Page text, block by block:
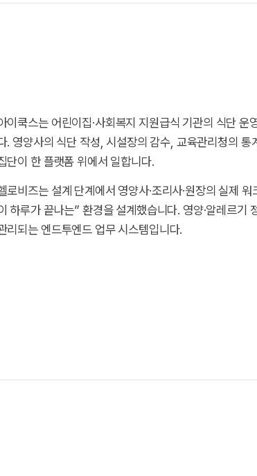
이쿡스는 어린이집·사회복지 지원급식 기관의 식단
. 영양사의 식단 작성, 시설장의 감수, 교육관리청의
단이 한 플랫폼 위에서 일합니다.
로비즈는 설계 단계에서 영양사·조리사·원장의 실제
하루가 끝나는” 환경을 설계했습니다. 영양·알레르기
리되는 엔드투엔드 업무 시스템입니다.